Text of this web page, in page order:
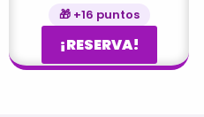
🎁 +16 puntos
¡RESERVA!